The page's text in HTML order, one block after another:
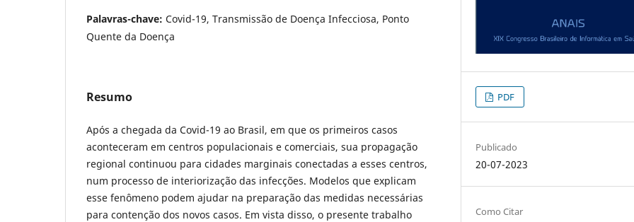
Palavras-chave: Covid-19, Transmissão de Doença Infecciosa, Ponto
Quente da Doença
Resumo
Após a chegada da Covid-19 ao Brasil, em que os primeiros casos
aconteceram em centros populacionais e comerciais, sua propagação
regional continuou para cidades marginais conectadas a esses centros,
num processo de interiorização das infecções. Modelos que explicam
esse fenômeno podem ajudar na preparação das medidas necessárias
para contenção dos novos casos. Em vista disso, o presente trabalho
PDF
Publicado
20-07-2023
Como Citar